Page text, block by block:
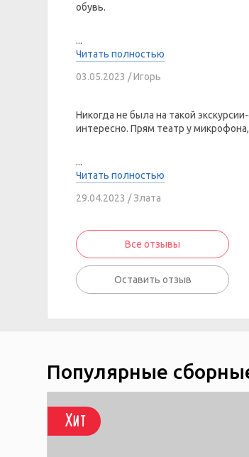
обувь.
...
Читать полностью
03.05.2023 / Игорь
Никогда не была на такой
интересно. Прям театр у микрофона,
...
Читать полностью
29.04.2023 / Злата
Все отзывы
Оставить отзыв
Популярные
Хит